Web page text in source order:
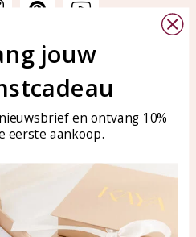
KAYA Sieraden
Bellen of WhatsApp Ma-Vr
tussen 09:00-17:00
Tel: 0850003187
WhatsApp: 0850003187
klantenservice@kayasierade
jouw
en ontvang 10%
eerste aankoop.